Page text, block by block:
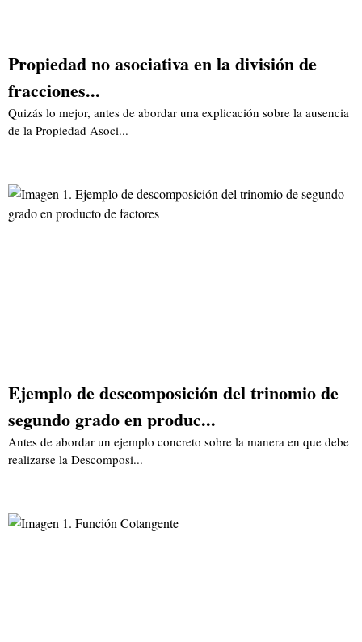
Propiedad no asociativa en la división de
fracciones...
Quizás lo mejor, antes de abordar una explicación sobre la ausencia
de la Propiedad Asoci...
Ejemplo de descomposición del trinomio de
segundo grado en produc...
Antes de abordar un ejemplo concreto sobre la manera en que debe
realizarse la Descomposi...